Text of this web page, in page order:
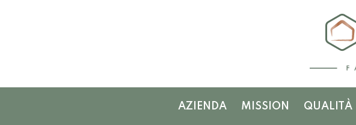
AZIENDA MISSION QUALITÀ